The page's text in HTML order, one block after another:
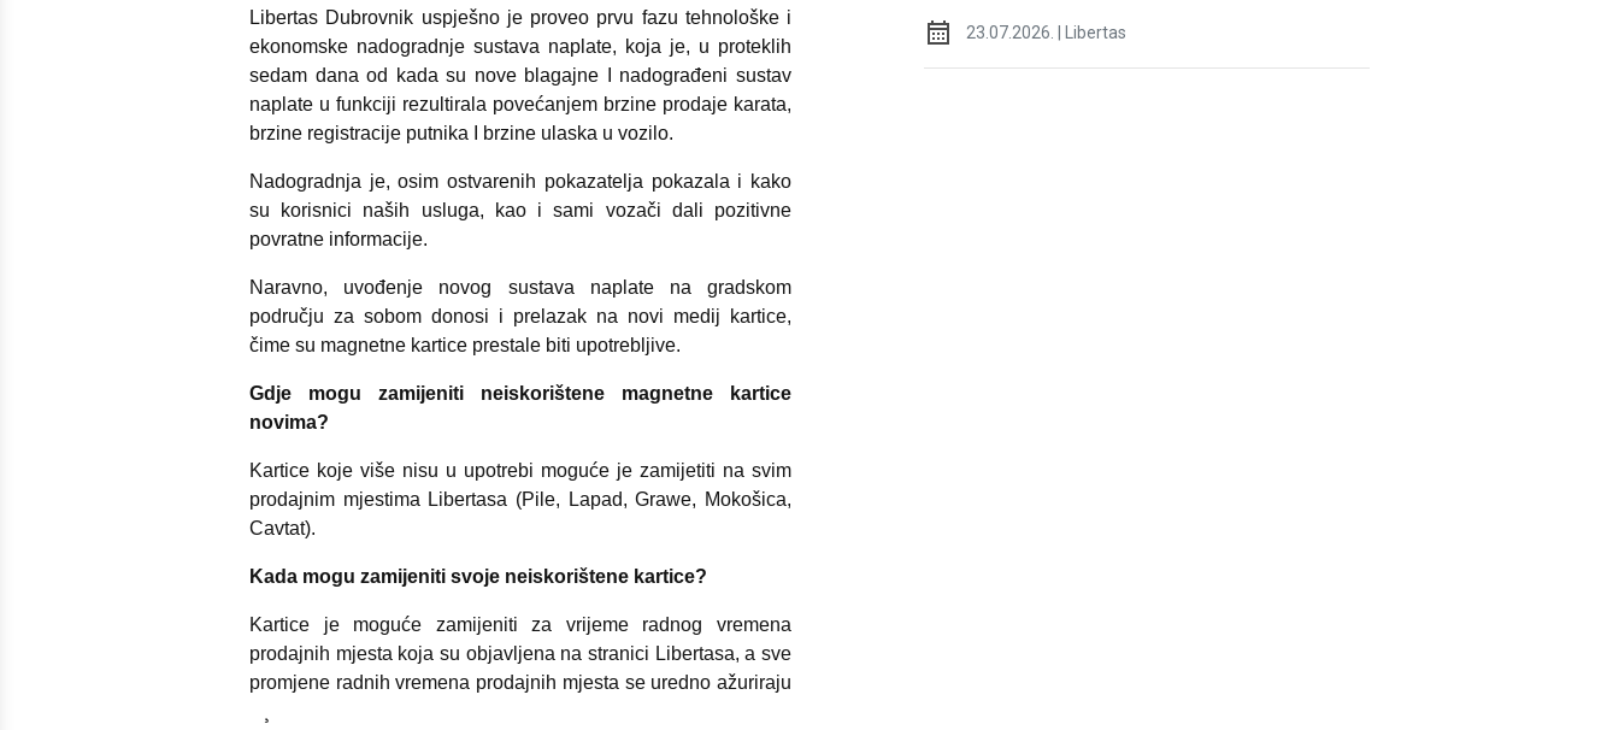
Libertas Dubrovnik uspješno je proveo prvu fazu tehnološke i
ekonomske nadogradnje sustava naplate, koja je, u proteklih
sedam dana od kada su nove blagajne I nadograđeni sustav
naplate u funkciji rezultirala povećanjem brzine prodaje karata,
brzine registracije putnika I brzine ulaska u vozilo.
Nadogradnja je, osim ostvarenih pokazatelja pokazala i kako
su korisnici naših usluga, kao i sami vozači dali pozitivne
povratne informacije.
Naravno, uvođenje novog sustava naplate na gradskom
području za sobom donosi i prelazak na novi medij kartice,
čime su magnetne kartice prestale biti upotrebljive.
Gdje mogu zamijeniti neiskorištene magnetne kartice
novima?
Kartice koje više nisu u upotrebi moguće je zamijetiti na svim
prodajnim mjestima Libertasa (Pile, Lapad, Grawe, Mokošica,
Cavtat).
Kada mogu zamijeniti svoje neiskorištene kartice?
Kartice je moguće zamijeniti za vrijeme radnog vremena
prodajnih mjesta koja su objavljena na stranici Libertasa, a sve
promjene radnih vremena prodajnih mjesta se uredno ažuriraju
23.07.2026. | Libertas